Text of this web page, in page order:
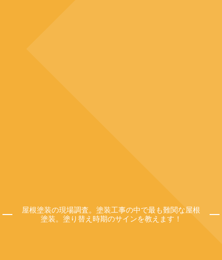
屋根塗装の現場調査。塗装工事の中で最も難関な屋根
塗装。塗り替え時期のサインを教えます！